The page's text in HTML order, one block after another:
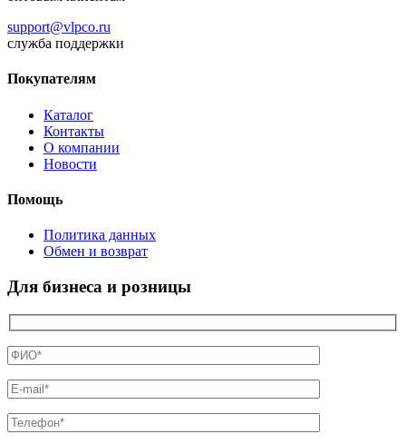
support@vlpco.ru
служба поддержки
Покупателям
Каталог
Контакты
О компании
Новости
Помощь
Политика данных
Обмен и возврат
Для бизнеса и розницы